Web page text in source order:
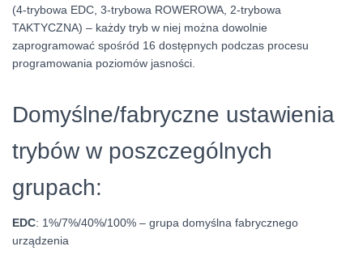
(4-trybowa EDC, 3-trybowa ROWEROWA, 2-trybowa
TAKTYCZNA) – każdy tryb w niej można dowolnie
zaprogramować spośród 16 dostępnych podczas procesu
programowania poziomów jasności.
Domyślne/fabryczne ustawienia
trybów w poszczególnych
grupach:
EDC: 1%/7%/40%/100% – grupa domyślna fabrycznego
urządzenia